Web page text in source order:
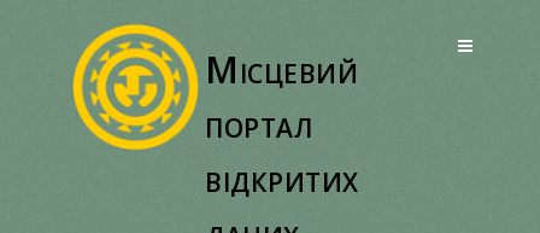
Місцевий
портал
відкритих